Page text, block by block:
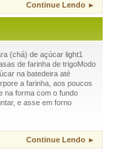
Continue Lendo ►
(chá) de açúcar light1
de farinha de trigoModo
na batedeira até
a farinha, aos poucos
na forma com o fundo
e asse em forno
Continue Lendo ►